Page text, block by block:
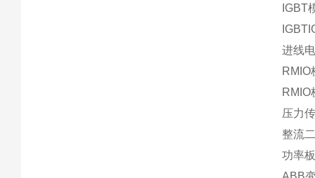
IGBT
进线
RMIO
RMIO
压力
整流
功率